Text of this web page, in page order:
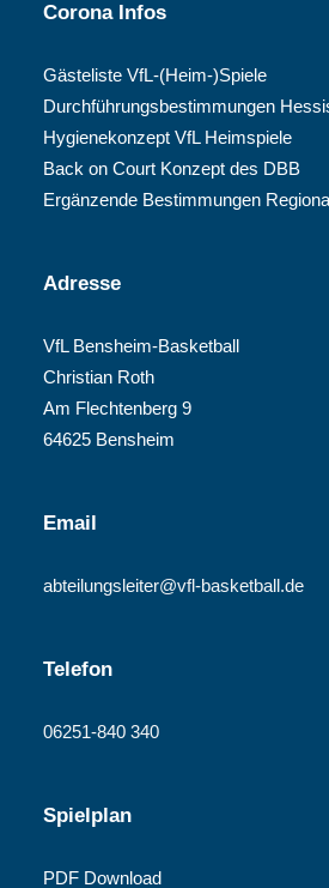
Corona Infos
Gästeliste VfL-(Heim-)Spiele
Durchführungsbestimmungen
Hygienekonzept VfL Heimspiele
Back on Court Konzept des DBB
Ergänzende Bestimmungen
Adresse
VfL Bensheim-Basketball
Christian Roth
Am Flechtenberg 9
64625 Bensheim
Email
abteilungsleiter@vfl-basketball.de
Telefon
06251-840 340
Spielplan
PDF Download